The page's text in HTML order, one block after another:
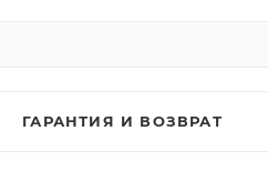
ГАРАНТИЯ И ВОЗВРАТ